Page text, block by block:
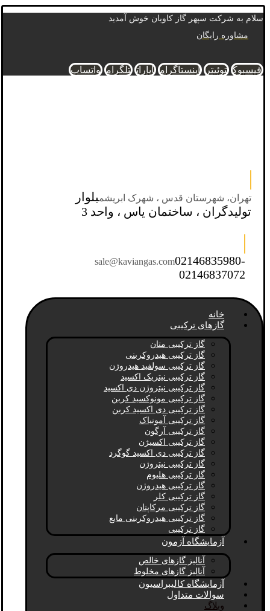
سلام به شرکت سپهر گاز کاویان خوش آمدید
مشاوره رایگان
فیسبوک توئیتر اینستاگرام آپارات تلگرام واتساپ
تهران، شهرستان قدس ، شهرک ابریشمبلوار
تولیدگران ، ساختمان یاس ، واحد 3
sale@kaviangas.com02146835980-
02146837072
خانه
گازهای ترکیبی
گاز ترکیبی متان
گاز ترکیبی هیدروکربنی
گاز ترکیبی سولفید هیدروژن
گاز ترکیبی نیتریک اکسید
گاز ترکیبی نیتروژن دی اکسید
گاز ترکیبی مونوکسید کربن
گاز ترکیبی دی اکسید کربن
گاز ترکیبی آمونیاک
گاز ترکیبی آرگون
گاز ترکیبی اکسیژن
گاز ترکیبی دی اکسید گوگرد
گاز ترکیبی نیتروژن
گاز ترکیبی هلیوم
گاز ترکیبی هیدروژن
گاز ترکیبی کلر
گاز ترکیبی مرکاپتان
گاز ترکیبی هیدروکربنی مایع
گاز ترکیبی
آزمایشگاه آزمون
آنالیز گازهای خالص
آنالیز گازهای مخلوط
آزمایشگاه کالیبراسیون
سوالات متداول
وبلاگ